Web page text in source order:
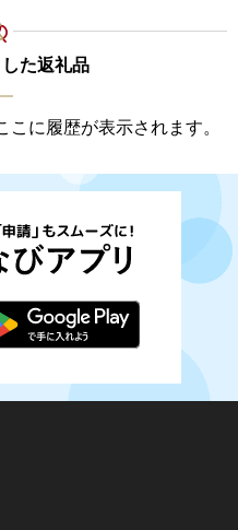
た返礼品
に履歴が表示されます。